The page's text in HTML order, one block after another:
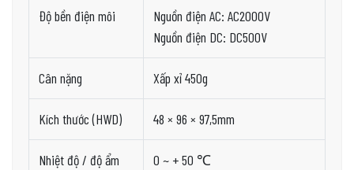
Độ bền điện môi
Nguồn điện AC: AC2000V
Nguồn điện DC: DC500V
Cân nặng Xấp xỉ 450g
Kích thước (HWD) 48 × 96 × 97,5mm
Nhiệt độ / độ ẩm
0 ~ + 50 ℃